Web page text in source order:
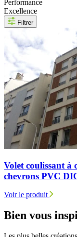
Performance
Excellence
Filtrer
Volet coulissant à
chevrons PVC
Voir le produit
Bien vous